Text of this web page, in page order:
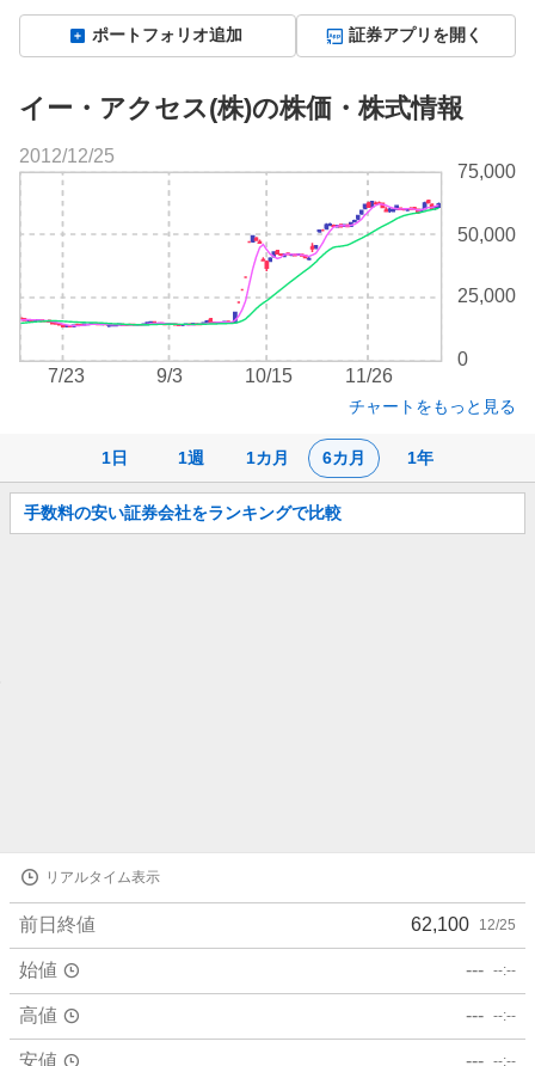
ポートフォリオ追加 証券アプリを開く
イー・アクセス(株)の株価・株式情報
1日 1週 1カ月 6カ月 1年
0
25,000
50,000
75,000
7/23 9/3 10/15 11/26
2012/12/25
チャートをもっと見る
お
知
手数料の安い証券会社をランキングで比較
リアルタイム表示
前日終値 62,100 12/25
始値 --- --:--
高値 --- --:--
安値 --- --:--